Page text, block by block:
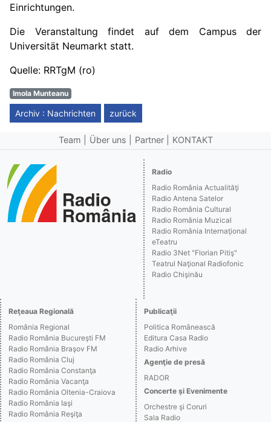
Einrichtungen.
Die Veranstaltung findet auf dem Campus der
Universität Neumarkt statt.
Quelle: RRTgM (ro)
Imola Munteanu
Archiv : Nachrichten zurück
Team Über uns Partner KONTAKT
Radio
Radio România Actualităţi
Radio Antena Satelor
Radio România Cultural
Radio România Muzical
Radio România Internaţional
eTeatru
Radio 3Net "Florian Pitiş"
Teatrul Naţional Radiofonic
Radio Chişinău
Reţeaua Regională
România Regional
Radio România Bucureşti FM
Radio România Braşov FM
Radio România Cluj
Radio România Constanţa
Radio România Vacanţa
Radio România Oltenia-Craiova
Radio România Iaşi
Radio România Reşiţa
Publicaţii
Politica Românească
Editura Casa Radio
Radio Arhive
Agenţie de presă
RADOR
Concerte şi Evenimente
Orchestre şi Coruri
Sala Radio